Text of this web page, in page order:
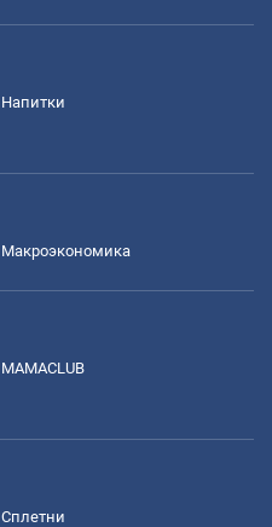
Напитки
Mакроэкономика
MAMACLUB
Сплетни